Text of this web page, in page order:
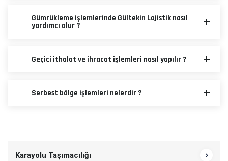
Gümrükleme işlemlerinde Gültekin Lojistik nasıl
yardımcı olur ?
Geçici ithalat ve ihracat işlemleri nasıl yapılır ?
Serbest bölge işlemleri nelerdir ?
Karayolu Taşımacılığı